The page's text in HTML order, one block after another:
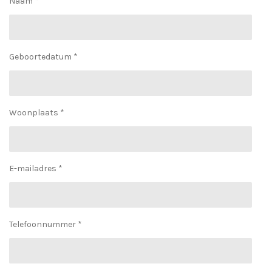
Geboortedatum *
Woonplaats *
E-mailadres *
Telefoonnummer *